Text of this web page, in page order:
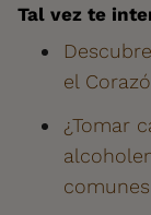
Tal vez te
el
¿Tomar
comunes